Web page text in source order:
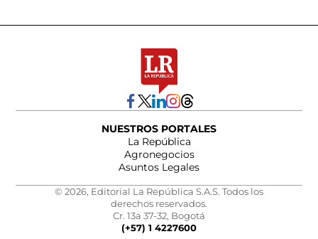
NUESTROS PORTALES
La República
Agronegocios
Asuntos Legales
© 2026, Editorial La República S.A.S. Todos los
derechos reservados.
Cr. 13a 37-32, Bogotá
(+57) 1 4227600